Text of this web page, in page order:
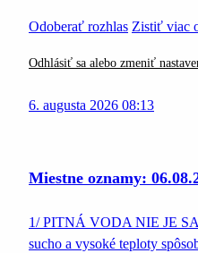
Odoberať rozhlas Zistiť viac
Odhlásiť sa alebo zmeniť
6. augusta 2026 08:13
Miestne oznamy:
1/ PITNÁ VODA NIE JE
sucho a vysoké teploty